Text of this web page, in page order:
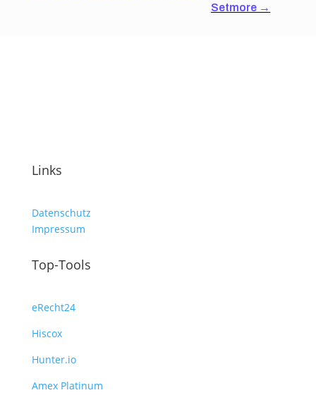
Setmore →
Links
Datenschutz
Impressum
Top-Tools
eRecht24
Hiscox
Hunter.io
Amex Platinum